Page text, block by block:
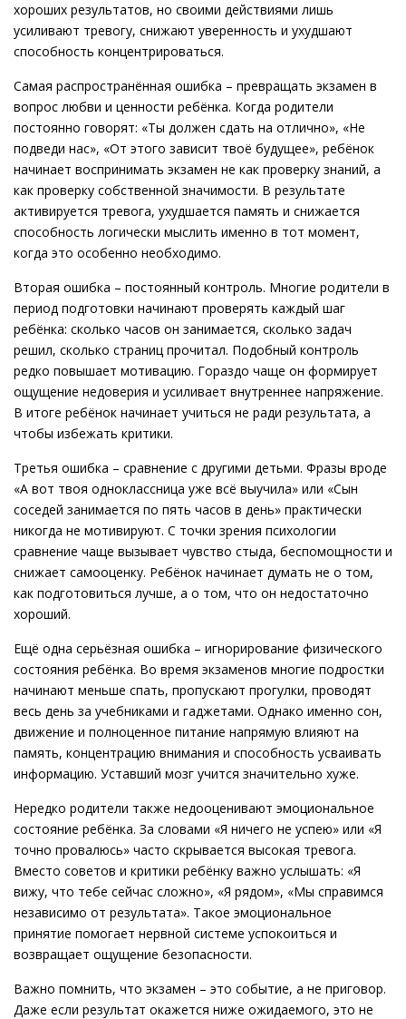
хороших результатов, но своими действиями лишь
усиливают тревогу, снижают уверенность и ухудшают
способность концентрироваться.
Самая распространённая ошибка – превращать экзамен в
вопрос любви и ценности ребёнка. Когда родители
постоянно говорят: «Ты должен сдать на отлично», «Не
подведи нас», «От этого зависит твоё будущее», ребёнок
начинает воспринимать экзамен не как проверку знаний, а
как проверку собственной значимости. В результате
активируется тревога, ухудшается память и снижается
способность логически мыслить именно в тот момент,
когда это особенно необходимо.
Вторая ошибка – постоянный контроль. Многие родители в
период подготовки начинают проверять каждый шаг
ребёнка: сколько часов он занимается, сколько задач
решил, сколько страниц прочитал. Подобный контроль
редко повышает мотивацию. Гораздо чаще он формирует
ощущение недоверия и усиливает внутреннее напряжение.
В итоге ребёнок начинает учиться не ради результата, а
чтобы избежать критики.
Третья ошибка – сравнение с другими детьми. Фразы вроде
«А вот твоя одноклассница уже всё выучила» или «Сын
соседей занимается по пять часов в день» практически
никогда не мотивируют. С точки зрения психологии
сравнение чаще вызывает чувство стыда, беспомощности и
снижает самооценку. Ребёнок начинает думать не о том,
как подготовиться лучше, а о том, что он недостаточно
хороший.
Ещё одна серьёзная ошибка – игнорирование физического
состояния ребёнка. Во время экзаменов многие подростки
начинают меньше спать, пропускают прогулки, проводят
весь день за учебниками и гаджетами. Однако именно сон,
движение и полноценное питание напрямую влияют на
память, концентрацию внимания и способность усваивать
информацию. Уставший мозг учится значительно хуже.
Нередко родители также недооценивают эмоциональное
состояние ребёнка. За словами «Я ничего не успею» или «Я
точно провалюсь» часто скрывается высокая тревога.
Вместо советов и критики ребёнку важно услышать: «Я
вижу, что тебе сейчас сложно», «Я рядом», «Мы справимся
независимо от результата». Такое эмоциональное
принятие помогает нервной системе успокоиться и
возвращает ощущение безопасности.
Важно помнить, что экзамен – это событие, а не приговор.
Даже если результат окажется ниже ожидаемого, это не